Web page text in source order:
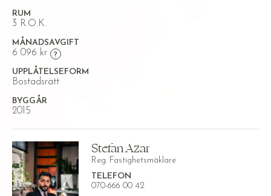
RUM
3 R.O.K.
MÅNADSAVGIFT
6 096 kr
UPPLÅTELSEFORM
Bostadsrätt
BYGGÅR
2015
Stefan Azar
Reg. Fastighetsmäklare
TELEFON
070-666 00 42